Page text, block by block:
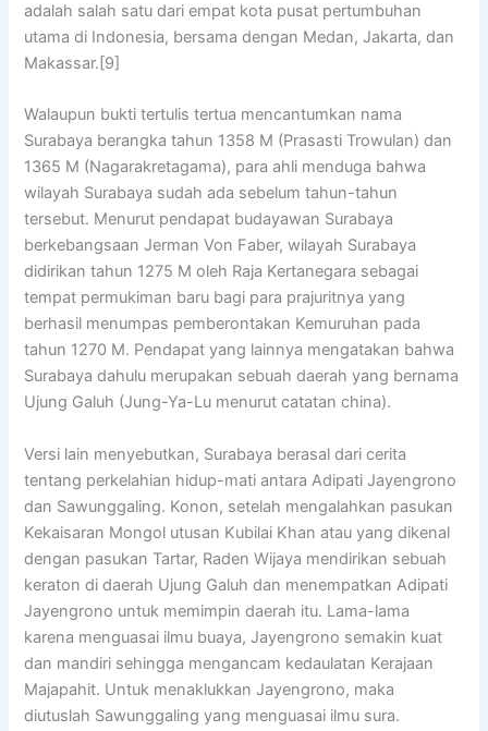
adalah salah satu dari empat kota pusat pertumbuhan
utama di Indonesia, bersama dengan Medan, Jakarta, dan
Makassar.[9]
Walaupun bukti tertulis tertua mencantumkan nama
Surabaya berangka tahun 1358 M (Prasasti Trowulan) dan
1365 M (Nagarakretagama), para ahli menduga bahwa
wilayah Surabaya sudah ada sebelum tahun-tahun
tersebut. Menurut pendapat budayawan Surabaya
berkebangsaan Jerman Von Faber, wilayah Surabaya
didirikan tahun 1275 M oleh Raja Kertanegara sebagai
tempat permukiman baru bagi para prajuritnya yang
berhasil menumpas pemberontakan Kemuruhan pada
tahun 1270 M. Pendapat yang lainnya mengatakan bahwa
Surabaya dahulu merupakan sebuah daerah yang bernama
Ujung Galuh (Jung-Ya-Lu menurut catatan china).
Versi lain menyebutkan, Surabaya berasal dari cerita
tentang perkelahian hidup-mati antara Adipati Jayengrono
dan Sawunggaling. Konon, setelah mengalahkan pasukan
Kekaisaran Mongol utusan Kubilai Khan atau yang dikenal
dengan pasukan Tartar, Raden Wijaya mendirikan sebuah
keraton di daerah Ujung Galuh dan menempatkan Adipati
Jayengrono untuk memimpin daerah itu. Lama-lama
karena menguasai ilmu buaya, Jayengrono semakin kuat
dan mandiri sehingga mengancam kedaulatan Kerajaan
Majapahit. Untuk menaklukkan Jayengrono, maka
diutuslah Sawunggaling yang menguasai ilmu sura.